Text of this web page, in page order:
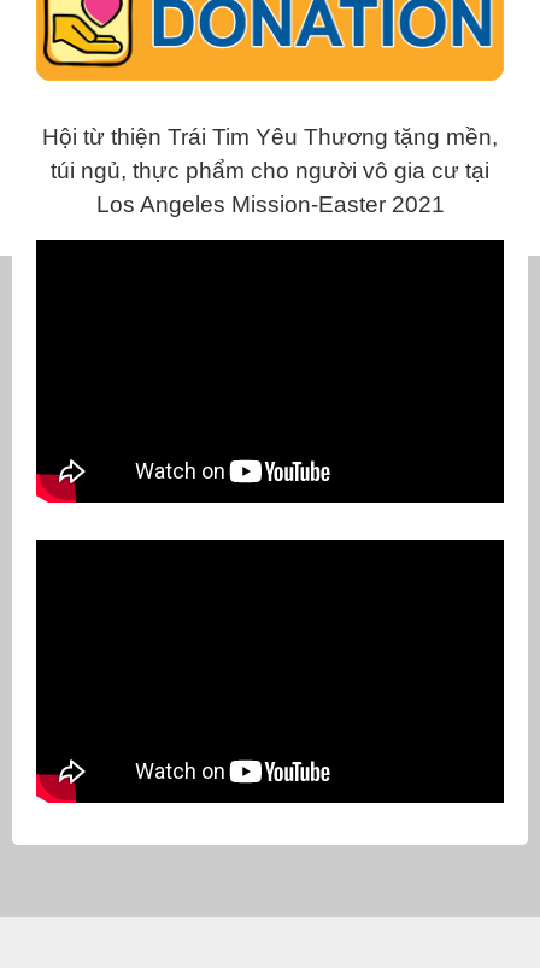
Hội từ thiện Trái Tim Yêu Thương tặng mền,
túi ngủ, thực phẩm cho người vô gia cư tại
Los Angeles Mission-Easter 2021